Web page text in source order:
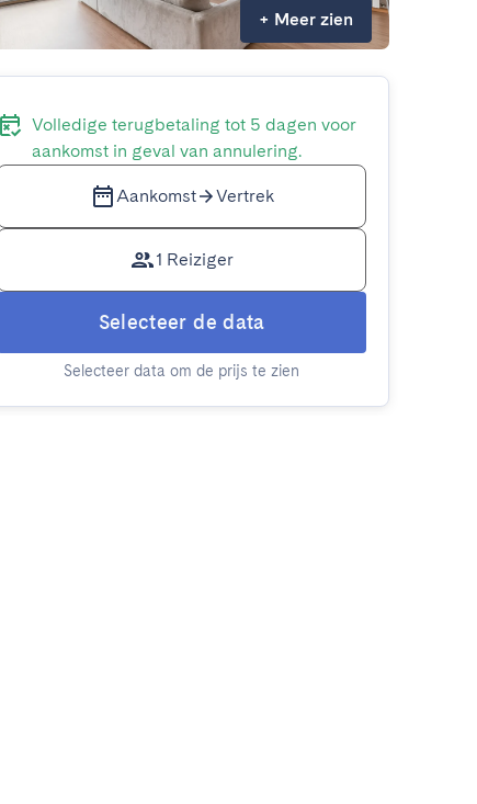
+ Meer zien
Volledige terugbetaling tot 5 dagen voor
aankomst in geval van annulering.
Aankomst Vertrek
1 Reiziger
Selecteer de data
Selecteer data om de prijs te zien